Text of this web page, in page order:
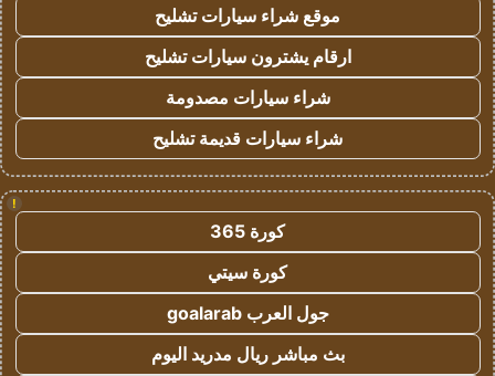
موقع شراء سيارات تشليح
ارقام يشترون سيارات تشليح
شراء سيارات مصدومة
شراء سيارات قديمة تشليح
!
كورة 365
كورة سيتي
جول العرب goalarab
بث مباشر ريال مدريد اليوم